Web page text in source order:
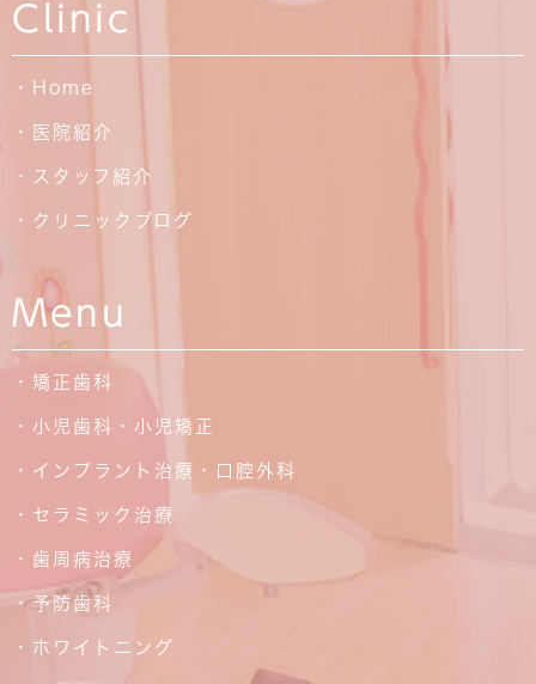
Clinic
・Home
・医院紹介
・スタッフ紹介
・クリニックブログ
Menu
・矯正歯科
・小児歯科・小児矯正
・インプラント治療・口腔外科
・セラミック治療
・歯周病治療
・予防歯科
・ホワイトニング